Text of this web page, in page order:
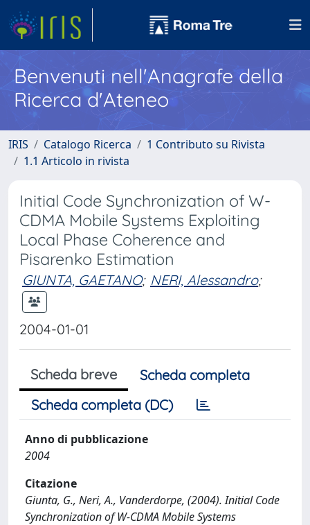
Benvenuti nell'Anagrafe della
Ricerca d'Ateneo
IRIS Catalogo Ricerca
1 Contributo su Rivista
1.1 Articolo in rivista
Initial Code Synchronization of W-
CDMA Mobile Systems Exploiting
Local Phase Coherence and
Pisarenko Estimation
GIUNTA, GAETANO; NERI, Alessandro;
2004-01-01
Scheda breve
Scheda completa
Scheda completa (DC)
Anno di pubblicazione
2004
Citazione
Giunta, G., Neri, A., Vanderdorpe, (2004). Initial Code
Synchronization of W-CDMA Mobile Systems